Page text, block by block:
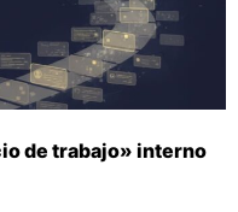
de trabajo» interno